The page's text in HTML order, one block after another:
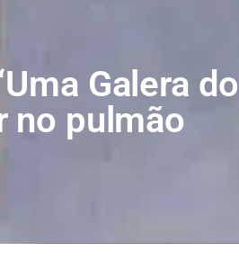
Galera do
no pulmão